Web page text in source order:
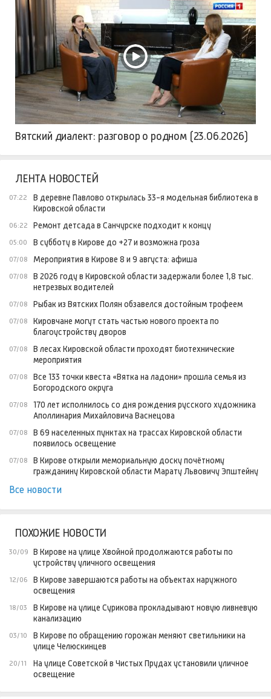
Вятский диалект: разговор о родном (23.06.2026)
ЛЕНТА НОВОСТЕЙ
07:22
В деревне Павлово открылась 33-я модельная библиотека в
Кировской области
06:22 Ремонт детсада в Санчурске подходит к концу
05:00 В субботу в Кирове до +27 и возможна гроза
07/08 Мероприятия в Кирове 8 и 9 августа: афиша
07/08
В 2026 году в Кировской области задержали более 1,8 тыс.
нетрезвых водителей
07/08 Рыбак из Вятских Полян обзавелся достойным трофеем
07/08
Кировчане могут стать частью нового проекта по
благоустройству дворов
07/08
В лесах Кировской области проходят биотехнические
мероприятия
07/08
Все 133 точки квеста «Вятка на ладони» прошла семья из
Богородского округа
07/08
170 лет исполнилось со дня рождения русского художника
Аполлинария Михайловича Васнецова
07/08
В 69 населенных пунктах на трассах Кировской области
появилось освещение
07/08
В Кирове открыли мемориальную доску почётному
гражданину Кировской области Марату Львовичу Эпштейну
Все новости
ПОХОЖИЕ НОВОСТИ
30/09
В Кирове на улице Хвойной продолжаются работы по
устройству уличного освещения
12/06
В Кирове завершаются работы на объектах наружного
освещения
18/03
В Кирове на улице Сурикова прокладывают новую ливневую
канализацию
03/10
В Кирове по обращению горожан меняют светильники на
улице Челюскинцев
20/11
На улице Советской в Чистых Прудах установили уличное
освещение